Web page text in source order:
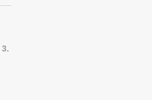
3.